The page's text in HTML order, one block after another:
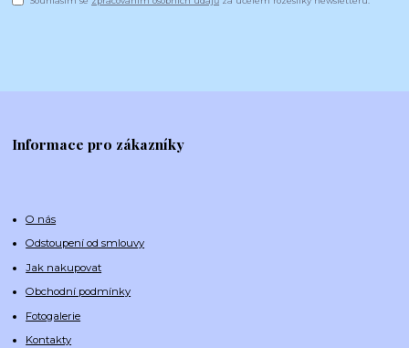
Informace pro zákazníky
O nás
Odstoupení od smlouvy
Jak nakupovat
Obchodní podmínky
Fotogalerie
Kontakty